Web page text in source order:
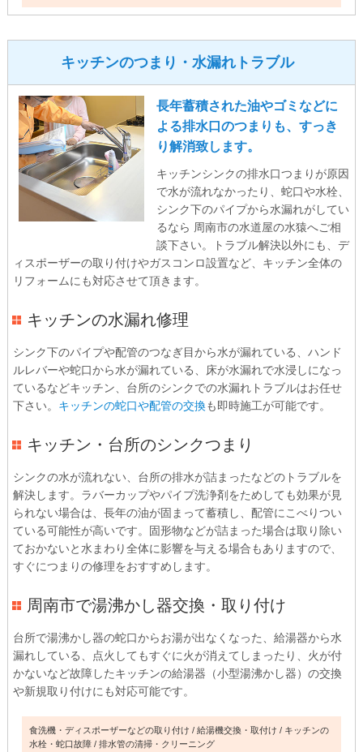
キッチンのつまり・水漏れトラブル
長年蓄積された油やゴミなどに
よる排水口のつまりも、すっき
り解消致します。
キッチンシンクの排水口つまりが原因
で水が流れなかったり、蛇口や水栓、
シンク下のパイプから水漏れがしてい
るなら 周南市の水道屋の水猿へご相
談下さい。トラブル解決以外にも、デ
ィスポーザーの取り付けやガスコンロ設置など、キッチン全体の
リフォームにも対応させて頂きます。
キッチンの水漏れ修理
シンク下のパイプや配管のつなぎ目から水が漏れている、ハンド
ルレバーや蛇口から水が漏れている、床が水漏れで水浸しになっ
ているなどキッチン、台所のシンクでの水漏れトラブルはお任せ
下さい。 キッチンの蛇口や配管の交換も即時施工が可能です。
キッチン・台所のシンクつまり
シンクの水が流れない、台所の排水が詰まったなどのトラブルを
解決します。ラバーカップやパイプ洗浄剤をためしても効果が見
られない場合は、長年の油が固まって蓄積し、配管にこべりつい
ている可能性が高いです。固形物などが詰まった場合は取り除い
ておかないと水まわり全体に影響を与える場合もありますので、
すぐにつまりの修理をおすすめします。
周南市で湯沸かし器交換・取り付け
台所で湯沸かし器の蛇口からお湯が出なくなった、給湯器から水
漏れしている、点火してもすぐに火が消えてしまったり、火が付
かないなど故障したキッチンの給湯器（小型湯沸かし器）の交換
や新規取り付けにも対応可能です。
食洗機・ディスポーザーなどの取り付け 給湯機交換・取付け
キッチンの
水栓・蛇口故障
排水管の清掃・クリーニング